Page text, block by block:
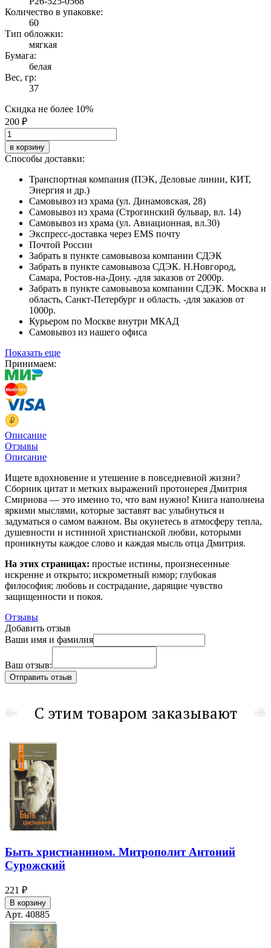
Количество в упаковке:
60
Тип обложки:
мягкая
Бумага:
белая
Вес, гр:
37
Скидка не более 10%
200 ₽
в корзину
Способы доставки:
Транспортная компания (ПЭК, Деловые линии, КИТ,
Энергия и др.)
Самовывоз из храма (ул. Динамовская, 28)
Самовывоз из храма (Строгинский бульвар, вл. 14)
Самовывоз из храма (ул. Авиационная, вл.30)
Экспресс-доставка через EMS почту
Почтой России
Забрать в пункте самовывоза компании СДЭК
Забрать в пункте самовывоза СДЭК. Н.Новгород,
Самара, Ростов-на-Дону. -для заказов от 2000р.
Забрать в пункте самовывоза компании СДЭК. Москва и
область, Санкт-Петербург и область. -для заказов от
1000р.
Курьером по Москве внутри МКАД
Самовывоз из нашего офиса
Показать еще
Принимаем:
Описание
Отзывы
Описание
Ищете вдохновение и утешение в повседневной жизни?
Сборник цитат и метких выражений протоиерея Дмитрия
Смирнова — это именно то, что вам нужно! Книга наполнена
яркими мыслями, которые заставят вас улыбнуться и
задуматься о самом важном. Вы окунетесь в атмосферу тепла,
душевности и истинной христианской любви, которыми
проникнуты каждое слово и каждая мысль отца Дмитрия.
На этих страницах: простые истины, произнесенные
искренне и открыто; искрометный юмор; глубокая
философия; любовь и сострадание, дарящие чувство
защищенности и покоя.
Отзывы
Добавить отзыв
Ваши имя и фамилия
Ваш отзыв:
С этим товаром заказывают
Быть христианином. Митрополит Антоний
Сурожский
221 ₽
В корзину
Арт. 40885